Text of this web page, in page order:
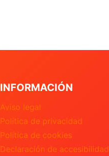
INFORMACIÓN
Aviso legal
Política de privacidad
Política de cookies
Declaración de accesibilidad